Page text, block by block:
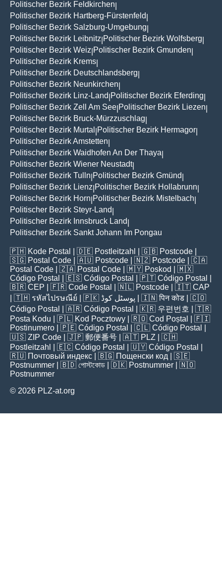
Politischer Bezirk Feldkirchen
Politischer Bezirk Hartberg-Fürstenfeld
Politischer Bezirk Salzburg-Umgebung
Politischer Bezirk Leibnitz Politischer Bezirk Wolfsberg
Politischer Bezirk Weiz Politischer Bezirk Gmunden
Politischer Bezirk Krems
Politischer Bezirk Deutschlandsberg
Politischer Bezirk Neunkirchen
Politischer Bezirk Linz-Land Politischer Bezirk Eferding
Politischer Bezirk Zell Am See Politischer Bezirk Liezen
Politischer Bezirk Bruck-Mürzzuschlag
Politischer Bezirk Murtal
Politischer Bezirk Hermagor
Politischer Bezirk Amstetten
Politischer Bezirk Waidhofen An Der Thaya
Politischer Bezirk Wiener Neustadt|
Politischer Bezirk Tulln Politischer Bezirk Gmünd
Politischer Bezirk Lienz Politischer Bezirk Hollabrunn
Politischer Bezirk Horn Politischer Bezirk Mistelbach
Politischer Bezirk Steyr-Land
Politischer Bezirk Innsbruck Land
Politischer Bezirk Sankt Johann Im Pongau
🇵🇭 Kode Postal | 🇩🇪 Postleitzahl | 🇬🇧 Postcode
🇸🇬 Postal Code | 🇦🇺 Postcode | 🇳🇿 Postcode | 🇨🇦
Postal Code | 🇿🇦 Postal Code | 🇲🇾 Poskod
| 🇲🇽
Código Postal
| 🇪🇸 Código Postal | 🇵🇹 Código Postal
🇧🇷 CEP | 🇫🇷 Code Postal | 🇳🇱 Postcode | 🇮🇹 CAP
| 🇹🇭 รหัสไปรษณีย์ | 🇵🇰 پوسٹل کوڈ | 🇮🇳पिन कोड | 🇨🇴
Código Postal
| 🇦🇷 Código Postal | 🇰🇷 우편번호
| 🇹🇷
Posta Kodu | 🇵🇱 Kod Pocztowy | 🇷🇴 Cod Poștal
| 🇫🇮
Postinumero | 🇵🇪 Código Postal | 🇨🇱 Código Postal
🇺🇸 ZIP Code | 🇯🇵 郵便番号 | 🇦🇹 PLZ | 🇨🇭
Postleitzahl
| 🇪🇨 Código Postal | 🇺🇾 Código Postal
🇷🇺 Почтовый индекс | 🇧🇬 Пощенски код | 🇸🇪
Postnummer | 🇧🇩 পোস্টকোড | 🇩🇰 Postnummer | 🇳🇴
Postnummer
© 2026 PLZ-at.org